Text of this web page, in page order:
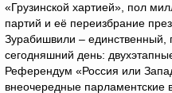
«Грузинской хартией», пол
партий и её переизбрание
Зурабишвили – единственный,
сегодняшний день:
Референдум «Россия или
внеочередные парламентские